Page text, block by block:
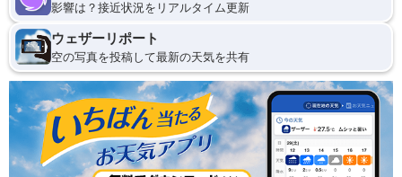
影響は？接近状況をリアルタイム更新
ウェザーリポート
空の写真を投稿して最新の天気を共有